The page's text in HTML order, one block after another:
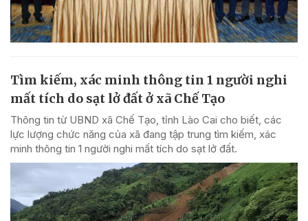
Tìm kiếm, xác minh thông tin 1 người nghi
mất tích do sạt lở đất ở xã Chế Tạo
Thông tin từ UBND xã Chế Tạo, tỉnh Lào Cai cho biết, các
lực lượng chức năng của xã đang tập trung tìm kiếm, xác
minh thông tin 1 người nghi mất tích do sạt lở đất.